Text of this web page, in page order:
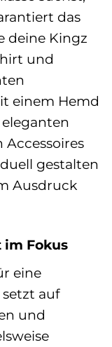
das
deine Kingz
und
einem Hemd
gestalten
Ausdruck
im Fokus
eine
auf
und